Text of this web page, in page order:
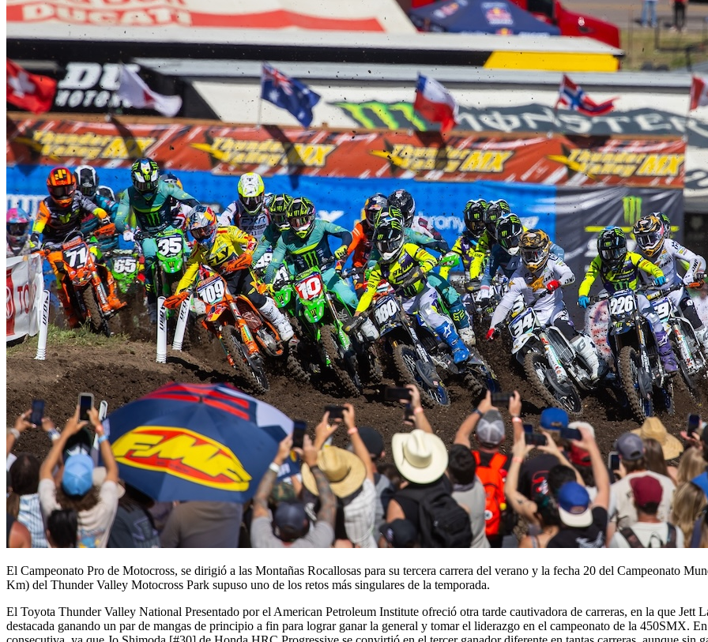
El Campeonato Pro de Motocross, se dirigió a las Montañas Rocallosas para su tercera carrera del verano y la fecha 20 del Campeonato
Km) del Thunder Valley Motocross Park supuso uno de los retos más singulares de la temporada.
El Toyota Thunder Valley National Presentado por el American Petroleum Institute ofreció otra tarde cautivadora de carreras, en la que
destacada ganando un par de mangas de principio a fin para lograr ganar la general y tomar el liderazgo en el campeonato de la 450SMX.